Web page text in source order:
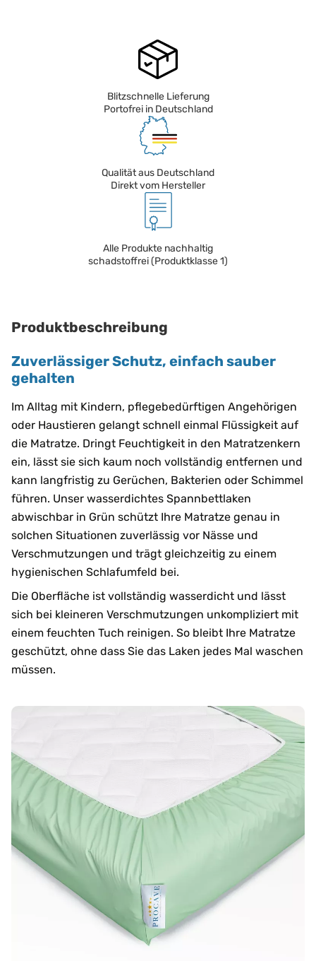
Blitzschnelle Lieferung
Portofrei in Deutschland
Qualität aus Deutschland
Direkt vom Hersteller
Alle Produkte nachhaltig
schadstoffrei (Produktklasse 1)
Produktbeschreibung
Zuverlässiger Schutz, einfach sauber
gehalten
Im Alltag mit Kindern, pflegebedürftigen Angehörigen
oder Haustieren gelangt schnell einmal Flüssigkeit auf
die Matratze. Dringt Feuchtigkeit in den Matratzenkern
ein, lässt sie sich kaum noch vollständig entfernen und
kann langfristig zu Gerüchen, Bakterien oder Schimmel
führen. Unser wasserdichtes Spannbettlaken
abwischbar in Grün schützt Ihre Matratze genau in
solchen Situationen zuverlässig vor Nässe und
Verschmutzungen und trägt gleichzeitig zu einem
hygienischen Schlafumfeld bei.
Die Oberfläche ist vollständig wasserdicht und lässt
sich bei kleineren Verschmutzungen unkompliziert mit
einem feuchten Tuch reinigen. So bleibt Ihre Matratze
geschützt, ohne dass Sie das Laken jedes Mal waschen
müssen.